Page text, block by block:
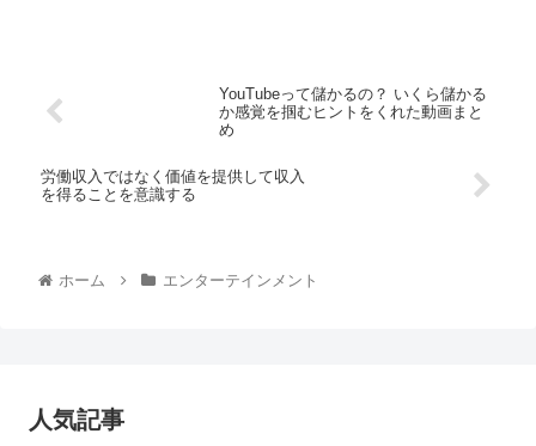
YouTubeって儲かるの？ いくら儲かる
か感覚を掴むヒントをくれた動画まと
め
労働収入ではなく価値を提供して収入
を得ることを意識する
ホーム エンターテインメント
人気記事